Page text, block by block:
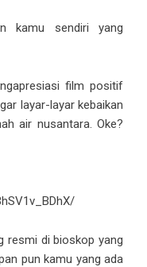
kamu sendiri yang
film positif
layar-layar kebaikan
air nusantara. Oke?
resmi di bioskop yang
pun kamu yang ada